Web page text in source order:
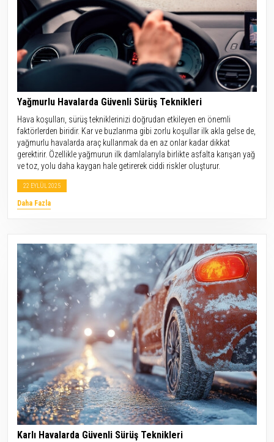
Yağmurlu Havalarda Güvenli Sürüş Teknikleri
Hava koşulları, sürüş tekniklerinizi doğrudan etkileyen en önemli
faktörlerden biridir. Kar ve buzlanma gibi zorlu koşullar ilk akla gelse de,
yağmurlu havalarda araç kullanmak da en az onlar kadar dikkat
gerektirir. Özellikle yağmurun ilk damlalarıyla birlikte asfalta karışan yağ
ve toz, yolu daha kaygan hale getirerek ciddi riskler oluşturur.
22 EYLÜL 2025
Daha Fazla
Karlı Havalarda Güvenli Sürüş Teknikleri